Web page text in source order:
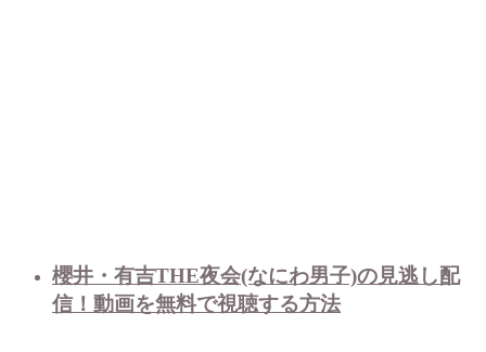
櫻井・有吉THE夜会(なにわ男子)の見逃し配
信！動画を無料で視聴する方法